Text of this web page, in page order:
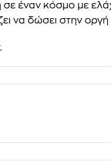
έναν κόσμο με
να δώσει στην οργή